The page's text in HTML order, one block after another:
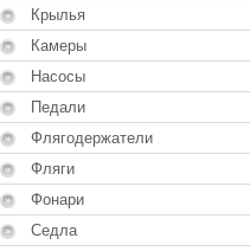
Крылья
Камеры
Насосы
Педали
Флягодержатели
Фляги
Фонари
Седла